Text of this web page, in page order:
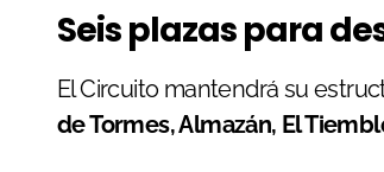
Seis plazas para
El Circuito mantendrá su
de Tormes, Almazán, El